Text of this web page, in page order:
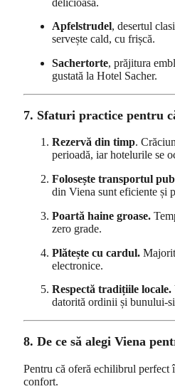
Apfelstrudel, desertul
servește cald, cu frișcă.
Sachertorte, prăjitura
gustată la Hotel Sacher.
7. Sfaturi practice pentru
Rezervă din timp.
perioadă, iar hotelurile se
Folosește transportul
din Viena sunt eficiente și
Poartă haine groase.
zero grade.
Plătește cu cardul.
electronice.
Respectă tradițiile locale.
datorită ordinii și bunului-
8. De ce să alegi Viena
Pentru că oferă echilibrul perfect
confort.